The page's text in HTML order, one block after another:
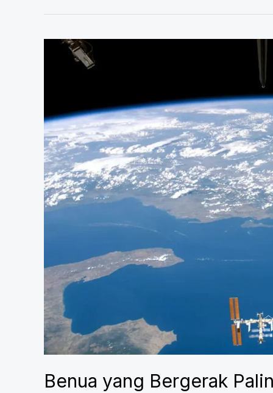
Benua yang Bergerak